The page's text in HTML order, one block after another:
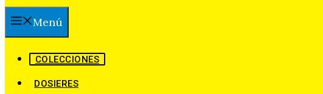
Menú
COLECCIONES
DOSIERES